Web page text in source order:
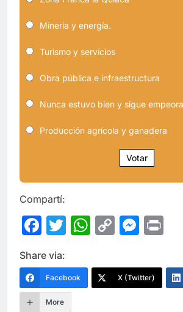
Minería y energía.
Turismo y servicios
Obra pública e infraestructura
Nunca estuvo bien y sigue
Producción agrícola y ganadera
Votar
Compartí:
Facebook
Twitter
WhatsApp
Copy
Share via:
Facebook X (Twitter)
More